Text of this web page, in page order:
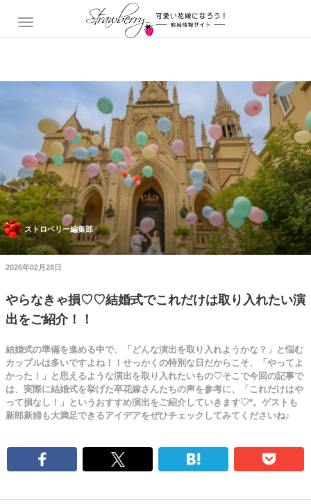
ストロベリー編集部
2026年02月28日
やらなきゃ損♡♡結婚式でこれだけは取り入れたい演
出をご紹介！！
結婚式の準備を進める中で、「どんな演出を取り入れようかな？」と悩む
カップルは多いですよね！！せっかくの特別な日だからこそ、「やってよ
かった！」と思えるような演出を取り入れたいもの♡そこで今回の記事で
は、実際に結婚式を挙げた卒花嫁さんたちの声を参考に、「これだけはや
って損なし！」というおすすめ演出をご紹介していきます♡*。ゲストも
新郎新婦も大満足できるアイデアをぜひチェックしてみてくださいね♪